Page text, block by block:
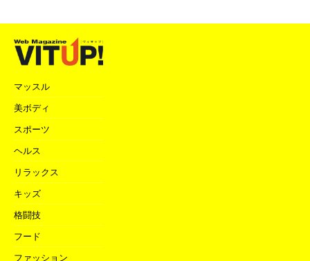
マッスル
美ボディ
スポーツ
ヘルス
リラックス
キッズ
格闘技
フード
ファッション